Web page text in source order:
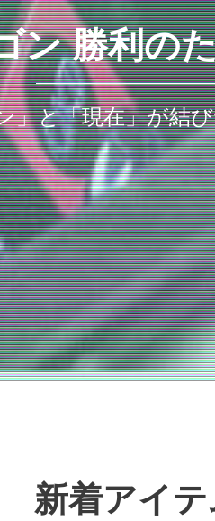
ン 勝利の
」と「現在」が結
新着アイ